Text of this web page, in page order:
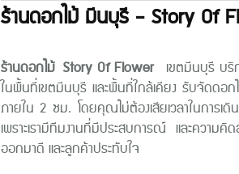
ร้านดอกไม้ มีนบุรี - Story Of
ร้านดอกไม้Story Of Flower เขตมีนบุรี บริ
ในพื้นที่เขตมีนบุรี และพื้นที่ใกล้เคียง รับจัดดอ
ภายใน 2 ชม. โดยคุณไม่ต้องเสียเวลาในการ
เพราะเรามีทีมงานที่มีประสบการณ์ และความ
ออกมาดี และลูกค้าประทับใจ